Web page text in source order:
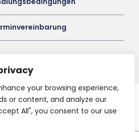
your browsing experience,
or content, and analyze our
All", you consent to our use
HV-A, All Right Reserved